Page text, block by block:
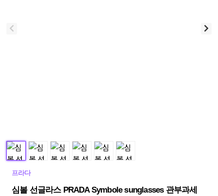
프라다
심볼 선글라스 PRADA Symbole sunglasses 관부과세